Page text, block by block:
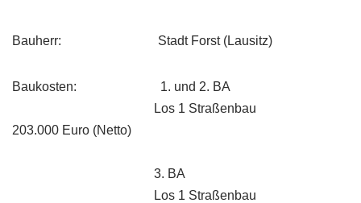
Bauherr: Stadt Forst (Lausitz)
Baukosten: 1. und 2. BA
Los 1 Straßenbau
203.000 Euro (Netto)
3. BA
Los 1 Straßenbau